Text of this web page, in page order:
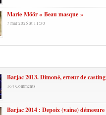
Marie Möör « Beau masque »
7 mar 2025 at 11:30
Barjac 2013. Dimoné, erreur de casting
164 Comments
Barjac 2014 : Depoix (vaine) démesure